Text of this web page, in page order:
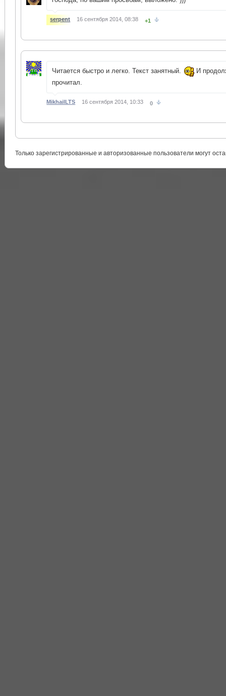
serpent 16 сентября 2014, 08:38 +1
Читается быстро и легко. Текст занятный.
И
прочитал.
MikhailLTS 16 сентября 2014, 10:33 0
Только зарегистрированные и авторизованные пользователи могут